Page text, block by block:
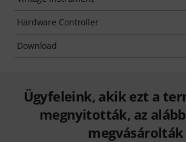
Hardware Controller
Download
Ügyfeleink, akik ezt a
megnyitották, az
megvásárolták